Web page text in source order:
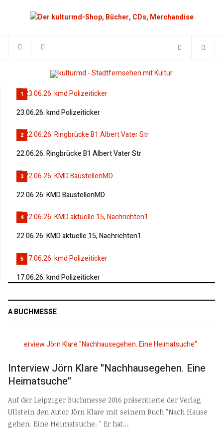
1
23.06.26: kmd Polizeiticker
2
22.06.26: Ringbrücke B1 Albert Vater Str
3
22.06.26: KMD BaustellenMD
4
22.06.26: KMD aktuelle 15, Nachrichten1
5
17.06.26: kmd Polizeiticker
A BUCHMESSE
Interview Jörn Klare "Nachhausegehen. Eine
Heimatsuche"
Auf der Leipziger Buchmesse 2016 präsentierte der Verlag
Ullstein den Autor Jörn Klare mit seinem Buch "Nach Hause
gehen. Eine Heimatsuche. " Er hat...